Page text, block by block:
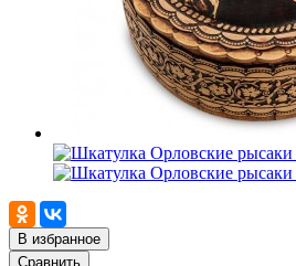
В избранное
Сравнить